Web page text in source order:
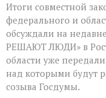
Итоги совместной
федерального и
обсуждали на
РЕШАЮТ ЛЮДИ» в
области уже
над которыми будут
созыва Госдумы.